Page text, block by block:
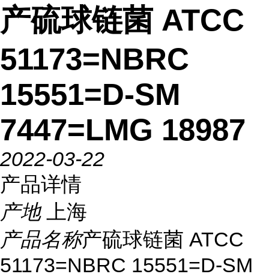
产硫球链菌 ATCC
51173=NBRC
15551=D-SM
7447=LMG 18987
2022-03-22
产品详情
产地
上海
产品名称产硫球链菌 ATCC
51173=NBRC 15551=D-SM